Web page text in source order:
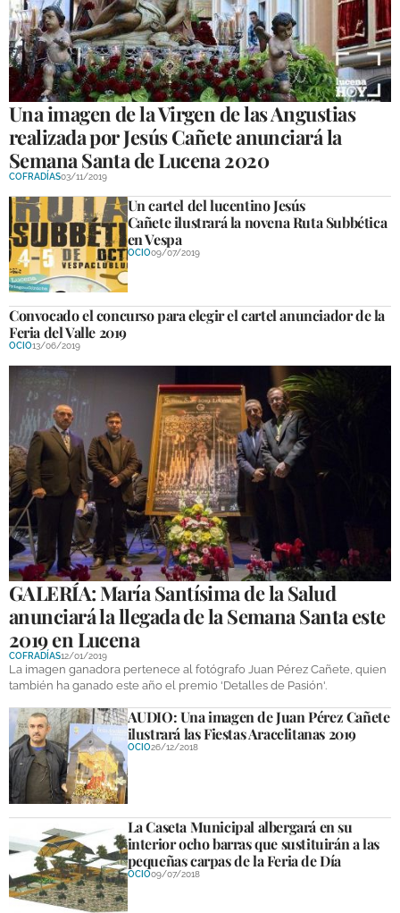
Una imagen de la Virgen de las Angustias
realizada por Jesús Cañete anunciará la
Semana Santa de Lucena 2020
COFRADÍAS03/11/2019
Un cartel del lucentino Jesús
Cañete ilustrará la novena Ruta Subbética
en Vespa
OCIO09/07/2019
Convocado el concurso para elegir el cartel anunciador de la
Feria del Valle 2019
OCIO13/06/2019
GALERÍA: María Santísima de la Salud
anunciará la llegada de la Semana Santa este
2019 en Lucena
COFRADÍAS12/01/2019
La imagen ganadora pertenece al fotógrafo Juan Pérez Cañete, quien
también ha ganado este año el premio 'Detalles de Pasión'.
AUDIO: Una imagen de Juan Pérez Cañete
ilustrará las Fiestas Aracelitanas 2019
OCIO26/12/2018
La Caseta Municipal albergará en su
interior ocho barras que sustituirán a las
pequeñas carpas de la Feria de Día
OCIO09/07/2018